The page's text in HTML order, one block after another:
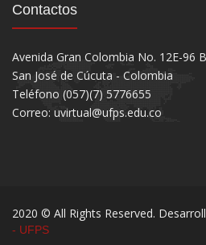
Contactos
Avenida Gran Colombia No. 12E-96
San José de Cúcuta - Colombia
Teléfono (057)(7) 5776655
Correo: uvirtual@ufps.edu.co
2020 © All Rights Reserved.
- UFPS